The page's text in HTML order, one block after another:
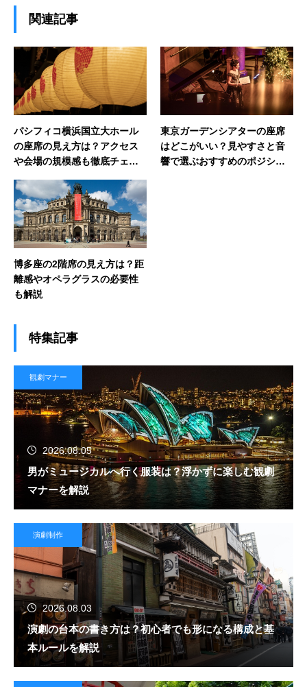
関連記事
パシフィコ横浜国立大ホール
の座席の見え方は？アクセス
や会場の規模感も徹底チェッ
東京ガーデンシアターの座席
はどこがいい？見やすさと音
響で選ぶおすすめのポジショ
博多座の2階席の見え方は？距
離感やオペラグラスの必要性
も解説
特集記事
観劇マナー
2026.08.05
男がミュージカルへ行く服装は？浮かずに楽しむ観劇
マナーを解説
演劇制作
2026.08.03
演劇の台本の書き方は？初心者でも形になる構成と基
本ルールを解説